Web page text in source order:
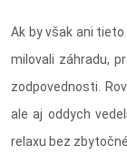
Ak by však ani
milovali záhradu,
zodpovednosti.
ale aj oddych
relaxu bez